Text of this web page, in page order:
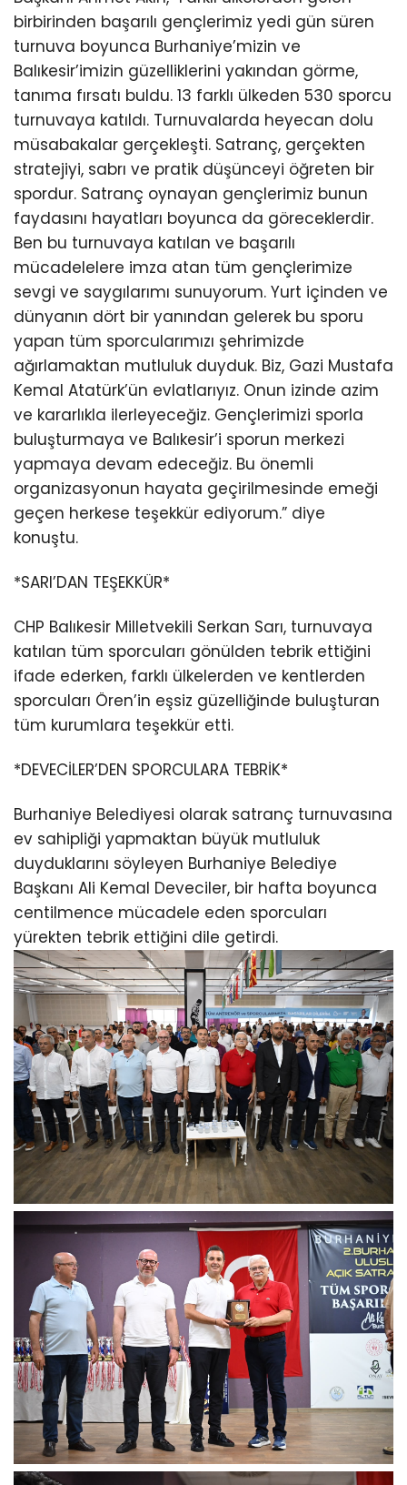
birbirinden başarılı gençlerimiz yedi gün süren
turnuva boyunca Burhaniye’mizin ve
Balıkesir’imizin güzelliklerini yakından görme,
tanıma fırsatı buldu. 13 farklı ülkeden 530 sporcu
turnuvaya katıldı. Turnuvalarda heyecan dolu
müsabakalar gerçekleşti. Satranç, gerçekten
stratejiyi, sabrı ve pratik düşünceyi öğreten bir
spordur. Satranç oynayan gençlerimiz bunun
faydasını hayatları boyunca da göreceklerdir.
Ben bu turnuvaya katılan ve başarılı
mücadelelere imza atan tüm gençlerimize
sevgi ve saygılarımı sunuyorum. Yurt içinden ve
dünyanın dört bir yanından gelerek bu sporu
yapan tüm sporcularımızı şehrimizde
ağırlamaktan mutluluk duyduk. Biz, Gazi Mustafa
Kemal Atatürk’ün evlatlarıyız. Onun izinde azim
ve kararlıkla ilerleyeceğiz. Gençlerimizi sporla
buluşturmaya ve Balıkesir’i sporun merkezi
yapmaya devam edeceğiz. Bu önemli
organizasyonun hayata geçirilmesinde emeği
geçen herkese teşekkür ediyorum.” diye
konuştu.
*SARI’DAN TEŞEKKÜR*
CHP Balıkesir Milletvekili Serkan Sarı, turnuvaya
katılan tüm sporcuları gönülden tebrik ettiğini
ifade ederken, farklı ülkelerden ve kentlerden
sporcuları Ören’in eşsiz güzelliğinde buluşturan
tüm kurumlara teşekkür etti.
*DEVECİLER’DEN SPORCULARA TEBRİK*
Burhaniye Belediyesi olarak satranç turnuvasına
ev sahipliği yapmaktan büyük mutluluk
duyduklarını söyleyen Burhaniye Belediye
Başkanı Ali Kemal Deveciler, bir hafta boyunca
centilmence mücadele eden sporcuları
yürekten tebrik ettiğini dile getirdi.